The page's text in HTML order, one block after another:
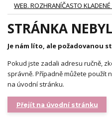
WEB. ROZHRANÍČASTO
STRÁNKA
Je nám líto, ale požadovanou
Pokud jste zadali adresu ručně,
správně. Případně můžete použít
na úvodní stránku.
Přejít na úvodní stránku